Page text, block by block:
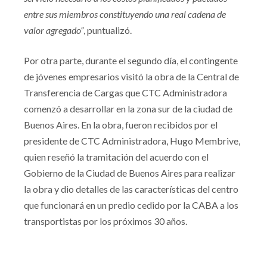
entre sus miembros constituyendo una real cadena de
valor agregado”, puntualizó.
Por otra parte, durante el segundo día, el contingente
de jóvenes empresarios visitó la obra de la Central de
Transferencia de Cargas que CTC Administradora
comenzó a desarrollar en la zona sur de la ciudad de
Buenos Aires. En la obra, fueron recibidos por el
presidente de CTC Administradora, Hugo Membrive,
quien reseñó la tramitación del acuerdo con el
Gobierno de la Ciudad de Buenos Aires para realizar
la obra y dio detalles de las características del centro
que funcionará en un predio cedido por la CABA a los
transportistas por los próximos 30 años.